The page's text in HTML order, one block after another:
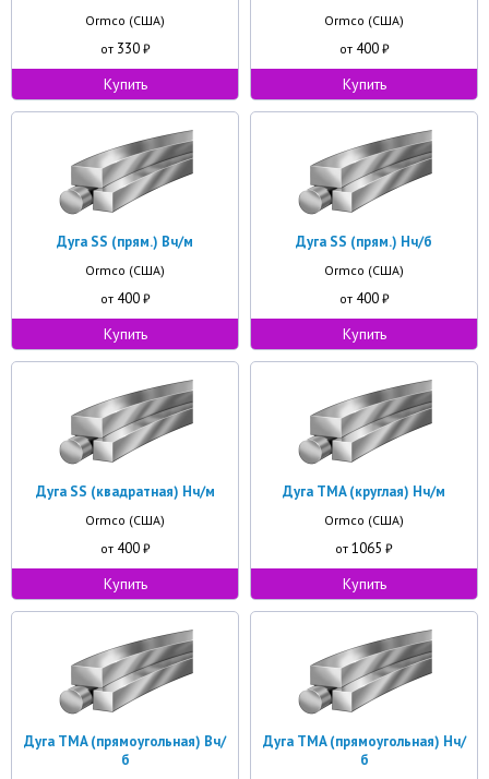
Ormco (США)
от 330₽
Купить
Ormco (США)
от 400₽
Купить
Дуга SS (прям.) Вч/м
Ormco (США)
от 400₽
Купить
Дуга SS (прям.) Нч/б
Ormco (США)
от 400₽
Купить
Дуга SS (квадратная) Нч/м
Ormco (США)
от 400₽
Купить
Дуга TMA (круглая) Нч/м
Ormco (США)
от 1065 ₽
Купить
Дуга TMA (прямоугольная) Вч/
б
Дуга TMA (прямоугольная) Нч/
б